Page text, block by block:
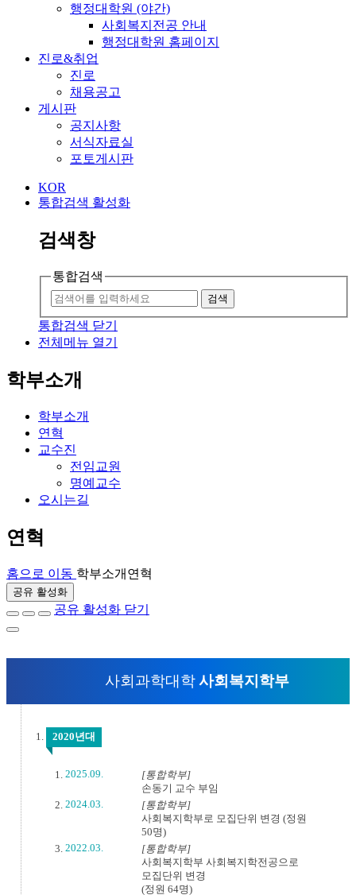
행정대학원 (야간)
사회복지전공 안내
행정대학원 홈페이지
진로&취업
진로
채용공고
게시판
공지사항
서식자료실
포토게시판
KOR
통합검색 활성화
검색창
통합검색
검색
통합검색 닫기
전체메뉴 열기
학부소개
학부소개
연혁
교수진
전임교원
명예교수
오시는길
연혁
홈으로 이동 학부소개 연혁
공유 활성화
공유 활성화 닫기
사회과학대학사회복지학부
2020년대
2025.09.
[통합학부]
손동기 교수 부임
2024.03.
[통합학부]
사회복지학부로 모집단위 변경 (정원
50명)
2022.03.
[통합학부]
사회복지학부 사회복지학전공으로
모집단위 변경
(정원 64명)